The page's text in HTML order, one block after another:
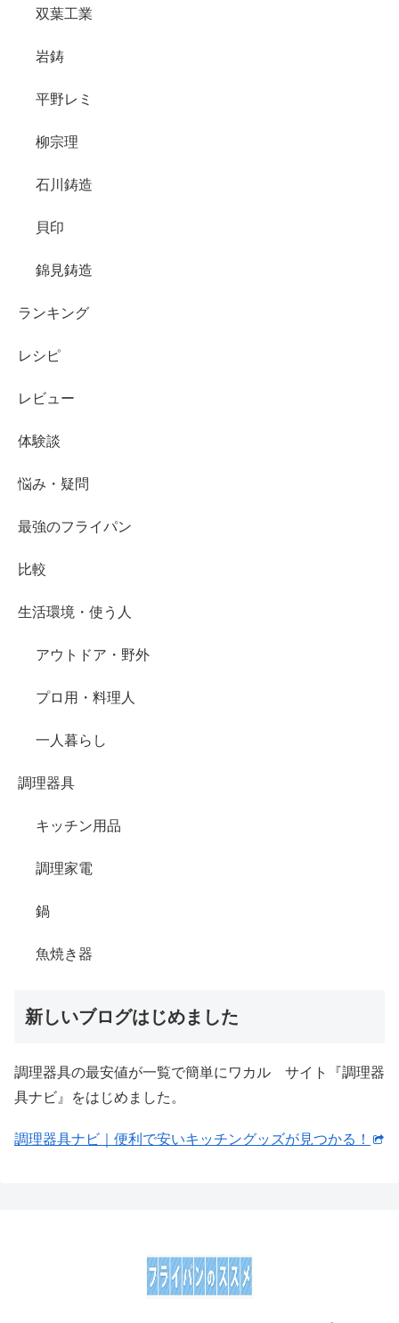
双葉工業
岩鋳
平野レミ
柳宗理
石川鋳造
貝印
錦見鋳造
ランキング
レシピ
レビュー
体験談
悩み・疑問
最強のフライパン
比較
生活環境・使う人
アウトドア・野外
プロ用・料理人
一人暮らし
調理器具
キッチン用品
調理家電
鍋
魚焼き器
新しいブログはじめました
調理器具の最安値が一覧で簡単にワカル サイト『調理器
具ナビ』をはじめました。
調理器具ナビ｜便利で安いキッチングッズが見つかる！